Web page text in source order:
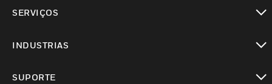
SERVIÇOS
INDUSTRIAS
SUPORTE